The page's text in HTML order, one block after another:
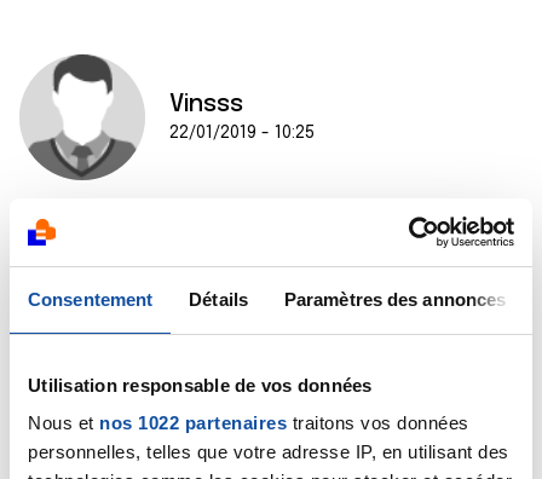
Consentement Détails Paramètres des annonces
Utilisation responsable de vos données
Nous et nos 1022 partenaires traitons vos données
personnelles, telles que votre adresse IP, en utilisant des
Vinsss
22/01/2019 - 10:25
Ps:maladie de vaqez poliglobulie
Citer
Dr A.Marceau